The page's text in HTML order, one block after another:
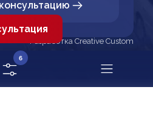
Разработка Creative Custom
6